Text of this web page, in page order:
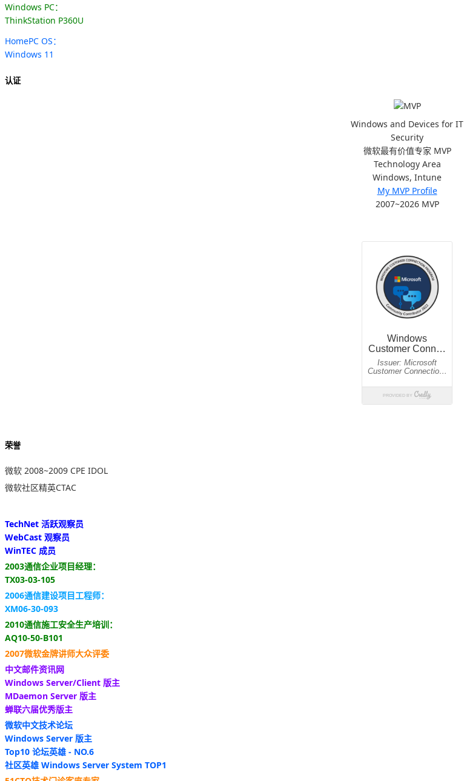
Windows PC：
ThinkStation P360U
HomePC OS：
Windows 11
认证
Windows and Devices for IT
Security
微软最有价值专家 MVP
Technology Area
Windows, Intune
My MVP Profile
2007~2026 MVP
荣誉
微软 2008~2009 CPE IDOL
微软社区精英CTAC
TechNet 活跃观察员
WebCast 观察员
WinTEC 成员
2003通信企业项目经理：
TX03-03-105
2006通信建设项目工程师：
XM06-30-093
2010通信施工安全生产培训：
AQ10-50-B101
2007微软金牌讲师大众评委
中文邮件资讯网
Windows Server/Client 版主
MDaemon Server 版主
蝉联六届优秀版主
微软中文技术论坛
Windows Server 版主
Top10 论坛英雄 - NO.6
社区英雄 Windows Server System TOP1